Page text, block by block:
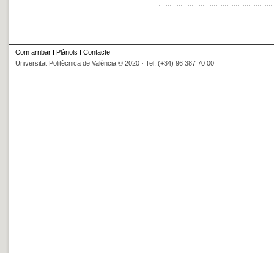
Com arribar I Plànols I Contacte
Universitat Politècnica de València © 2020 · Tel. (+34) 96 387 70 00